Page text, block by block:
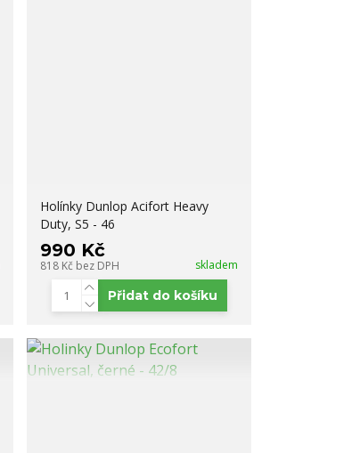
Holínky Dunlop Acifort Heavy
Duty, S5 - 46
990 Kč
818 Kč bez DPH skladem
Přidat do košíku